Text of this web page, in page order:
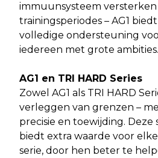
immuunsysteem
trainingsperiodes – AG1
volledige ondersteuning
iedereen met grote ambities.
AG1 en TRI HARD Series
Zowel AG1 als TRI HARD
verleggen van grenzen –
precisie en toewijding. Deze
biedt extra waarde voor
serie, door hen beter te